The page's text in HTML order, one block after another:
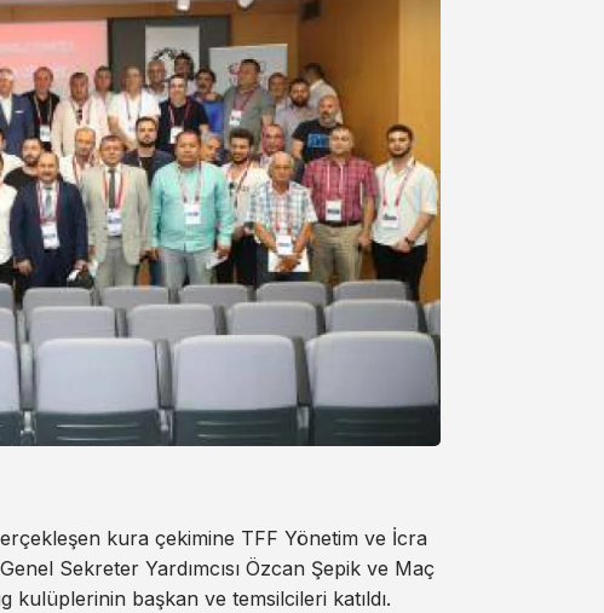
kura çekimine TFF Yönetim ve İcra
Sekreter Yardımcısı Özcan Şepik ve Maç
kulüplerinin başkan ve temsilcileri katıldı.